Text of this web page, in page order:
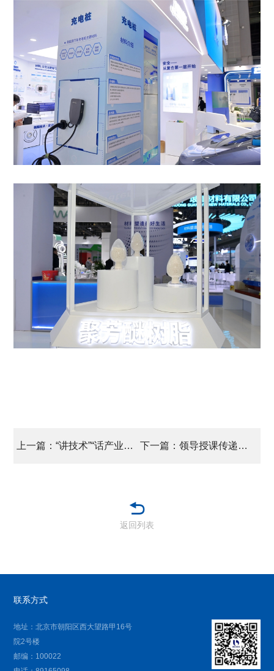
上一篇：“讲技术”“话产业” 国际橡塑展上的“北化声音” 下一篇：领导授课传递信心 高效培训打满能量
返回列表
联系方式
地址：北京市朝阳区西大望路甲16号
院2号楼
邮编：100022